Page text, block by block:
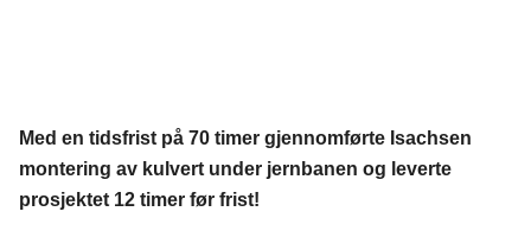
Med en tidsfrist på 70 timer gjennomførte Isachsen
montering av kulvert under jernbanen og leverte
prosjektet 12 timer før frist!